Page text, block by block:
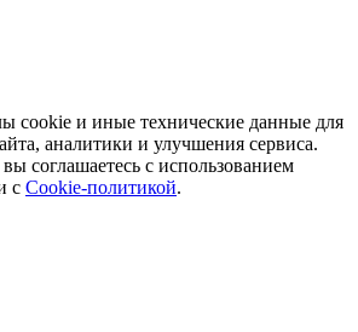
cookie и иные технические данные для
аналитики и улучшения сервиса.
соглашаетесь с использованием
с Cookie-политикой.